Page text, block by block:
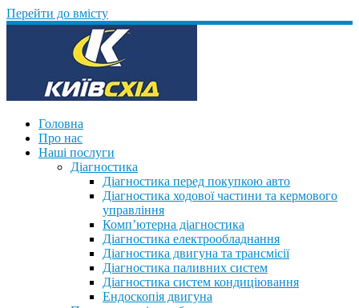
Перейти до вмісту
Головна
Про нас
Наші послуги
Діагностика
Діагностика перед покупкою авто
Діагностика ходової частини та кермового
управління
Комп’ютерна діагностика
Діагностика електрообладнання
Діагностика двигуна та трансмісії
Діагностика паливних систем
Діагностика систем кондиціювання
Ендоскопія двигуна